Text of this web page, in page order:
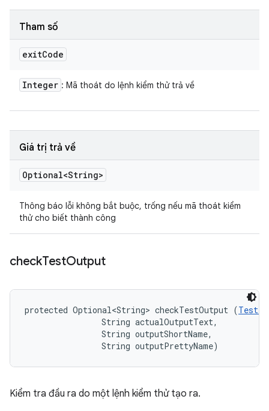
Tham số
exitCode
Integer : Mã thoát do lệnh kiểm thử trả về
Giá trị trả về
Optional<String>
Thông báo lỗi không bắt buộc, trống nếu mã thoát kiểm
thử cho biết thành công
checkTestOutput
protected Optional<String> checkTestOutput (
                String actualOutputText,
                String outputShortName,
                String outputPrettyName)
Kiểm tra đầu ra do một lệnh kiểm thử tạo ra.